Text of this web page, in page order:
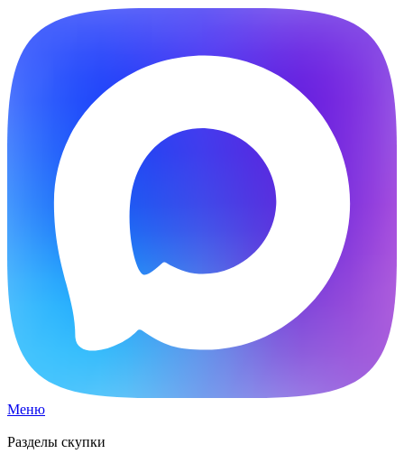
Меню
Разделы скупки